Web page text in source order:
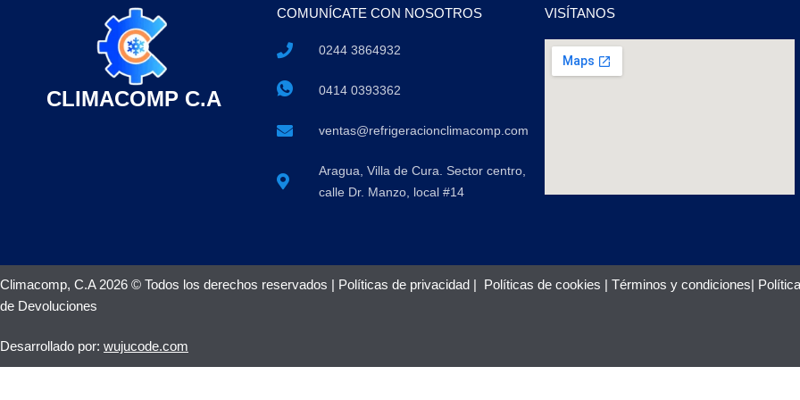
CLIMACOMP C.A
COMUNÍCATE CON NOSOTROS
0244 3864932
0414 0393362
ventas@refrigeracionclimacomp.com
Aragua, Villa de Cura. Sector centro,
calle Dr. Manzo, local #14
VISÍTANOS
Climacomp, C.A 2026 © Todos los derechos reservados | Políticas de privacidad | Políticas de cookies | Términos y condiciones| Política
de Devoluciones
Desarrollado por: wujucode.com